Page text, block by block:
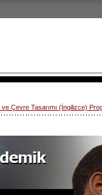
ve Çevre Tasarımı (İngilizce)